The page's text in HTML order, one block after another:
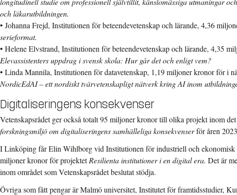
och läkarutbildningen.
• Johanna Frejd, Institutionen för beteendevetenskap och lärande, 4,36
serieformat.
• Helene Elvstrand, Institutionen för beteendevetenskap och lärande, 4,35
Elevassistenters uppdrag i svensk skola: Hur går det och enligt vem?
• Linda Mannila, Institutionen för datavetenskap, 1,19 miljoner kronor för i
NordicEdAI – ett nordiskt tvärvetenskapligt nätverk kring AI inom
Digitaliseringens konsekvenser
Vetenskapsrådet ger också totalt 95 miljoner kronor till olika projekt inom
forskningsmiljö om digitaliseringens samhälleliga konsekvenserför åren
I Linköping får Elin Wihlborg vid Institutionen för industriell och ekonomisk
miljoner kronor för projektetResilienta institutioner i en digital era. Det är
inom området som Vetenskapsrådet beslutat stödja.
Övriga som fått pengar är Malmö universitet, Institutet för framtidsstudier,